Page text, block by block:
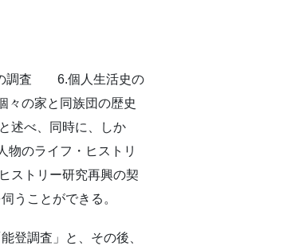
の調査 6.個人生活史の
の家と同族団の歴史
述べ、同時に、しか
のライフ・ヒストリ
ストリー研究再興の契
うことができる。
登調査」と、その後、